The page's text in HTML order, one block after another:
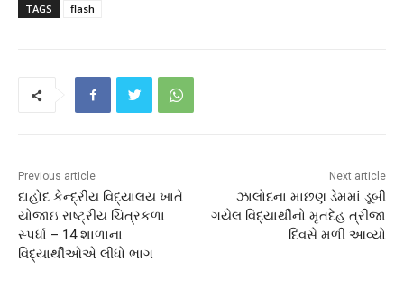
TAGS flash
Previous article
દાહોદ કેન્દ્રીય વિદ્યાલય ખાતે
યોજાઇ રાષ્ટ્રીય ચિત્રકળા
સ્પર્ધા – 14 શાળાના
વિદ્યાર્થીઓએ લીધો ભાગ
Next article
ઝાલોદના માછણ ડેમમાં ડૂબી
ગયેલ વિદ્યાર્થીનો મૃતદેહ ત્રીજા
દિવસે મળી આવ્યો